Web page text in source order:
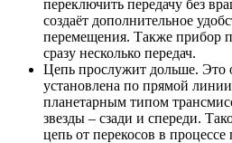
переключить передачу без
создаёт дополнительное
перемещения. Также прибор
сразу несколько передач.
Цепь прослужит дольше. Это
установлена по прямой
планетарным типом
звезды – сзади и спереди.
цепь от перекосов в